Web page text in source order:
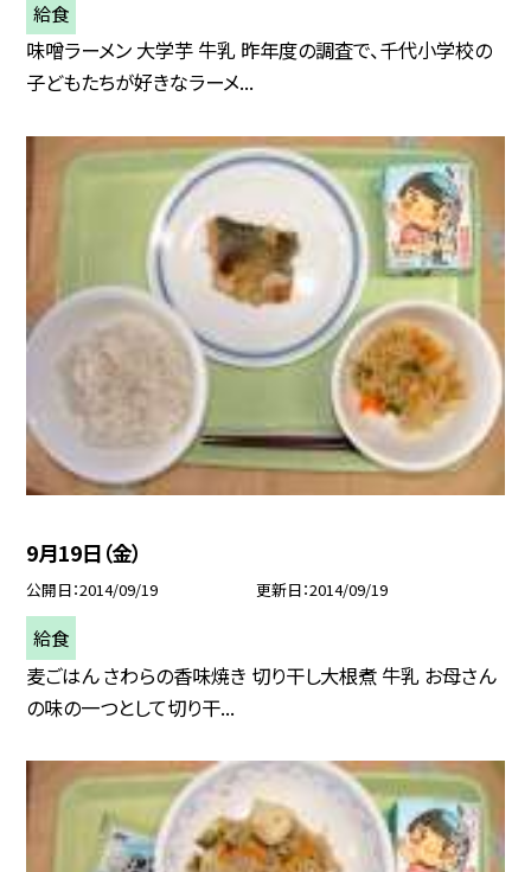
給食
味噌ラーメン 大学芋 牛乳 昨年度の調査で、千代小学校の
子どもたちが好きなラーメ...
9月19日（金）
公開日 2014/09/19 更新日 2014/09/19
給食
麦ごはん さわらの香味焼き 切り干し大根煮 牛乳 お母さん
の味の一つとして切り干...